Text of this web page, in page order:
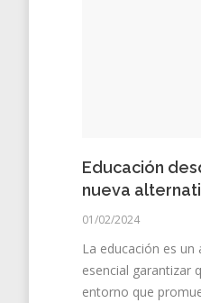
Educación
nueva
01/02/2024
La educación es
esencial garantizar
entorno que